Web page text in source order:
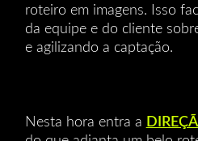
roteiro em imagens. Isso
da equipe e do cliente
e agilizando a captação.
Nesta hora entra a